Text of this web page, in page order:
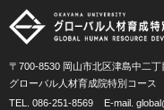
〒700-8530 岡山市北区津島中二丁
グローバル人材育成院特別コース
TEL. 086-251-8569 E-mail.